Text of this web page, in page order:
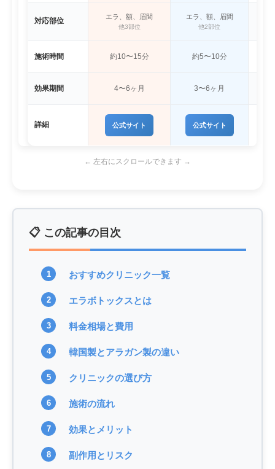
対応部位 エラ、額、眉間
他3部位
エラ、額、眉間
他2部位
施術時間 約10〜15分 約5〜10分
効果期間 4〜6ヶ月 3〜6ヶ月
詳細 公式サイト 公式サイト
← 左右にスクロールできます →
📋 この記事の目次
おすすめクリニック一覧
エラボトックスとは
料金相場と費用
韓国製とアラガン製の違い
クリニックの選び方
施術の流れ
効果とメリット
副作用とリスク